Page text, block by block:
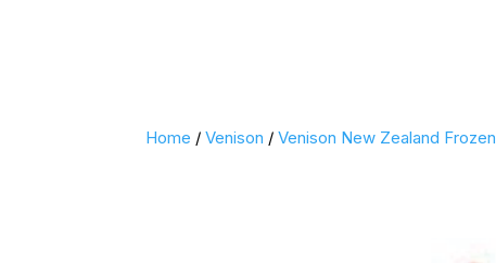
Home /Venison /Venison New Zealand Frozen